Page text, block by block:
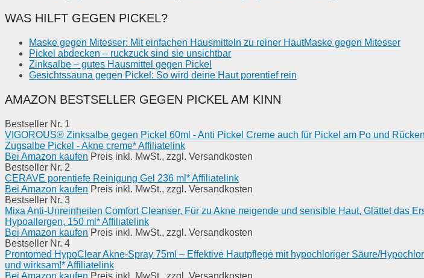
WAS HILFT GEGEN PICKEL?
Maske gegen Mitesser: Mit einfachen Hausmitteln zu reiner HautMaske gegen Mitesser
Pickel abdecken – ruckzuck sind sie unsichtbar
Zinksalbe – gutes Hausmittel gegen Pickel
Gesichtssauna gegen Pickel: So wird deine Haut porentief rein
AMAZON BESTSELLER GEGEN PICKEL AM KINN
Bestseller Nr. 1
VIGOROUS® Zinksalbe gegen Pickel 60ml - Anti Pickel Creme auch für Pickel am Po und
Zugsalbe Pickel - Akne creme* Affiliatelink
Bei Amazon kaufen Preis inkl. MwSt., zzgl. Versandkosten
Bestseller Nr. 2
CERAVE porentiefe Reinigung Gel 236 ml* Affiliatelink
Bei Amazon kaufen Preis inkl. MwSt., zzgl. Versandkosten
Bestseller Nr. 3
Mixa Anti-Unreinheiten Comfort Cleanser, Für zu Akne neigende und sensible Haut, Glättet das
Hypoallergen, 150 ml* Affiliatelink
Bei Amazon kaufen Preis inkl. MwSt., zzgl. Versandkosten
Bestseller Nr. 4
Prontomed HypoClear Akne-Spray 75ml – Effektive Hautpflege mit hypochloriger Säure/
und wirksam!* Affiliatelink